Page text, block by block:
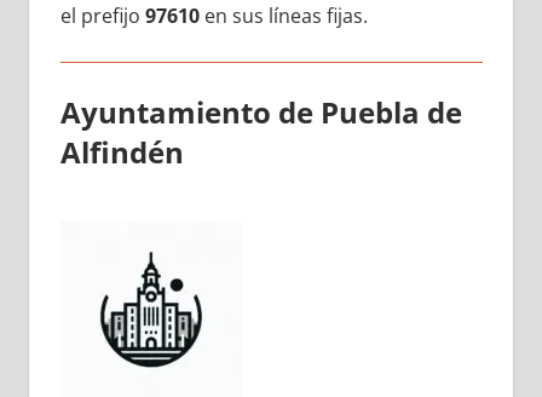
el prefijo 97610en sus líneas fijas.
Ayuntamiento dе Puebla dе
Alfindén